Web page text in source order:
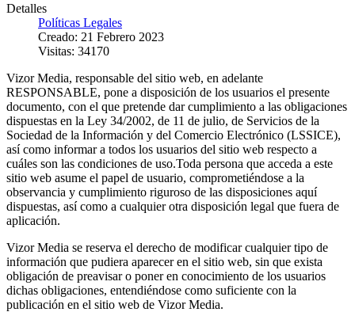
Detalles
Políticas Legales
Creado: 21 Febrero 2023
Visitas: 34170
Vizor Media, responsable del sitio web, en adelante
RESPONSABLE, pone a disposición de los usuarios el presente
documento, con el que pretende dar cumplimiento a las obligaciones
dispuestas en la Ley 34/2002, de 11 de julio, de Servicios de la
Sociedad de la Información y del Comercio Electrónico (LSSICE),
así como informar a todos los usuarios del sitio web respecto a
cuáles son las condiciones de uso.Toda persona que acceda a este
sitio web asume el papel de usuario, comprometiéndose a la
observancia y cumplimiento riguroso de las disposiciones aquí
dispuestas, así como a cualquier otra disposición legal que fuera de
aplicación.
Vizor Media se reserva el derecho de modificar cualquier tipo de
información que pudiera aparecer en el sitio web, sin que exista
obligación de preavisar o poner en conocimiento de los usuarios
dichas obligaciones, entendiéndose como suficiente con la
publicación en el sitio web de Vizor Media.